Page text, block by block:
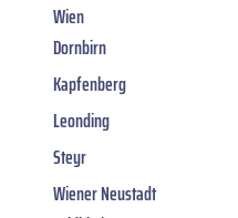
Wien
Dornbirn
Kapfenberg
Leonding
Steyr
Wiener Neustadt